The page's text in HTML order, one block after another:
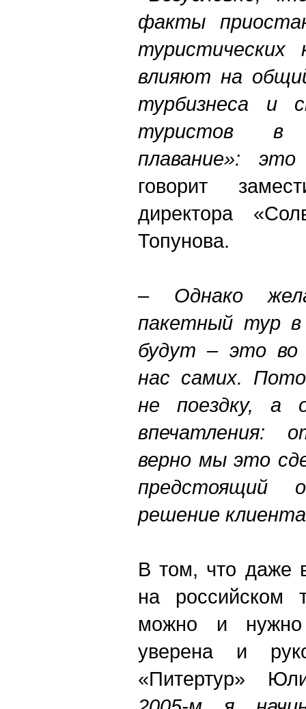
факты
туристических
влияют на
турбизнеса и
туристов в
плавание»:
говорит
директора
Топунова.
– Однако
пакетный тур в
будут – это во
нас самих.
не поездку, а
впечатления:
верно мы это
предстоящий
решение
В том, что даже
на российском
можно и нужно
уверена и
«Питертур»